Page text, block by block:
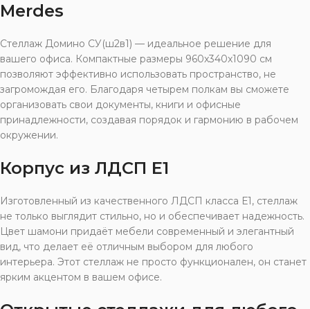
Merdes
Стеллаж Домино СУ(ш2в1) — идеальное решение для
вашего офиса. Компактные размеры 960x340x1090 см
позволяют эффективно использовать пространство, не
загромождая его. Благодаря четырем полкам вы сможете
организовать свои документы, книги и офисные
принадлежности, создавая порядок и гармонию в рабочем
окружении.
Корпус из ЛДСП Е1
Изготовленный из качественного ЛДСП класса Е1, стеллаж
не только выглядит стильно, но и обеспечивает надежность.
Цвет шамони придаёт мебели современный и элегантный
вид, что делает её отличным выбором для любого
интерьера. Этот стеллаж не просто функционален, он станет
ярким акцентом в вашем офисе.